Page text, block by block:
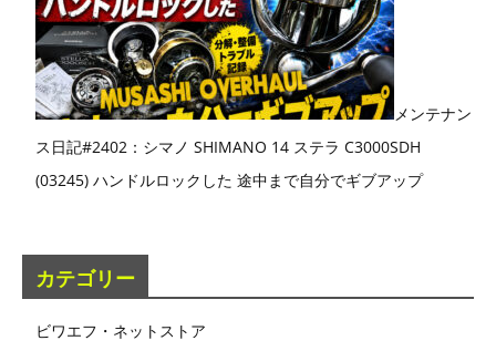
メンテナン
ス日記#2402：シマノ SHIMANO 14 ステラ C3000SDH
(03245) ハンドルロックした 途中まで自分でギブアップ
カテゴリー
ビワエフ・ネットストア